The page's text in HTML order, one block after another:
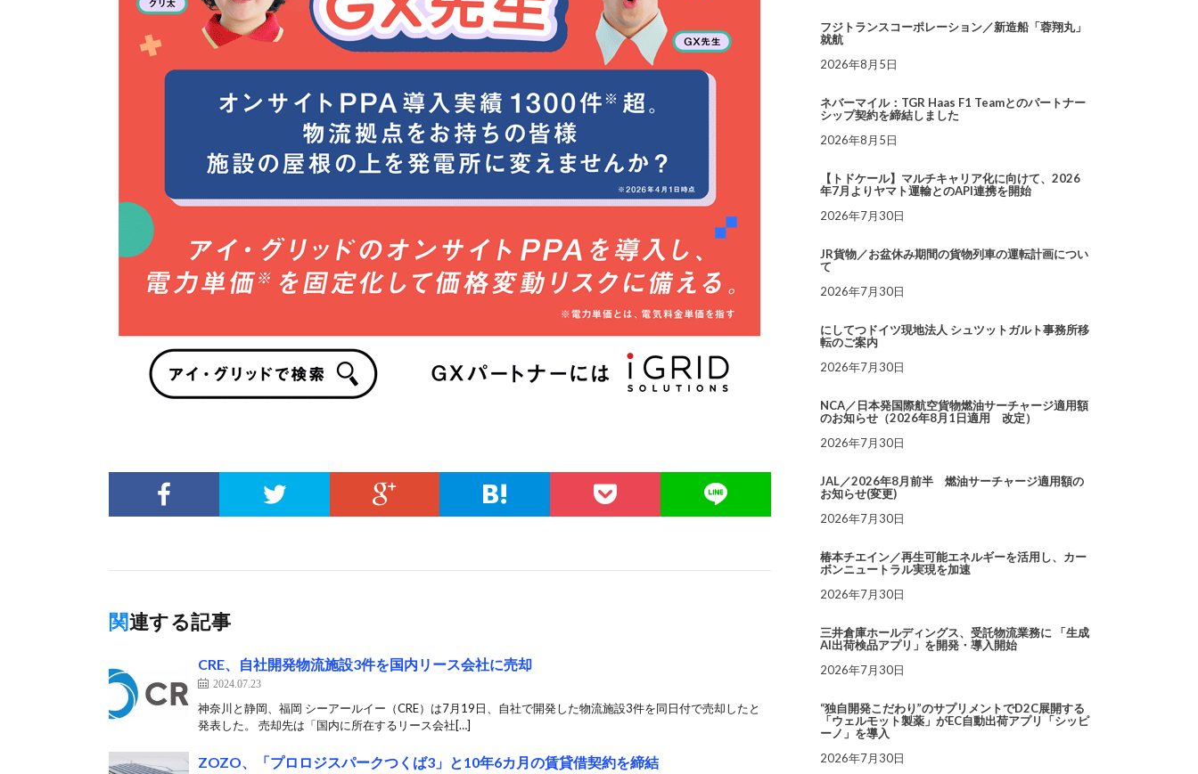
関連する記事
CRE、自社開発物流施設3件を国内リース会社に売却
2024.07.23
神奈川と静岡、福岡 シーアールイー（CRE）は7月19日、自社で開発した物流施設3件を同日付で売却したと
発表した。 売却先は「国内に所在するリース会社[…]
ZOZO、「プロロジスパークつくば3」と10年6カ月の賃貸借契約を締結
フジトランスコーポレーション／新造船「蓉翔丸」
就航
2026年8月5日
ネバーマイル：TGR Haas F1 Teamとのパートナー
シップ契約を締結しました
2026年8月5日
【トドケール】マルチキャリア化に向けて、2026
年7月よりヤマト運輸とのAPI連携を開始
2026年7月30日
JR貨物／お盆休み期間の貨物列車の運転計画につい
て
2026年7月30日
にしてつドイツ現地法人 シュツットガルト事務所移
転のご案内
2026年7月30日
NCA／日本発国際航空貨物燃油サーチャージ適用額
のお知らせ（2026年8月1日適用 改定）
2026年7月30日
JAL／2026年8月前半 燃油サーチャージ適用額の
お知らせ(変更)
2026年7月30日
椿本チエイン／再生可能エネルギーを活用し、カー
ボンニュートラル実現を加速
2026年7月30日
三井倉庫ホールディングス、受託物流業務に 「生成
AI出荷検品アプリ」を開発・導入開始
2026年7月30日
“独自開発こだわり”のサプリメントでD2C展開する
「ウェルモット製薬」がEC自動出荷アプリ「シッピ
ーノ」を導入
2026年7月30日